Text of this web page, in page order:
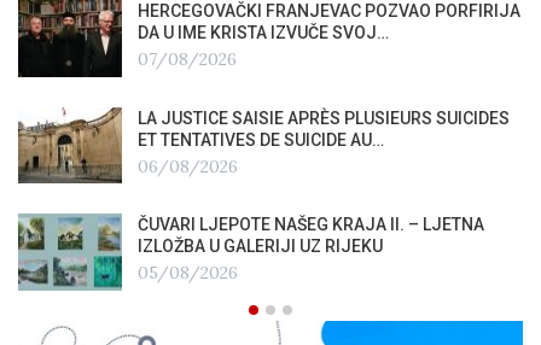
HERCEGOVAČKI FRANJEVAC POZVAO PORFIRIJA
DA U IME KRISTA IZVUČE SVOJ…
07/08/2026
LA JUSTICE SAISIE APRÈS PLUSIEURS SUICIDES
ET TENTATIVES DE SUICIDE AU…
06/08/2026
ČUVARI LJEPOTE NAŠEG KRAJA II. – LJETNA
IZLOŽBA U GALERIJI UZ RIJEKU
05/08/2026